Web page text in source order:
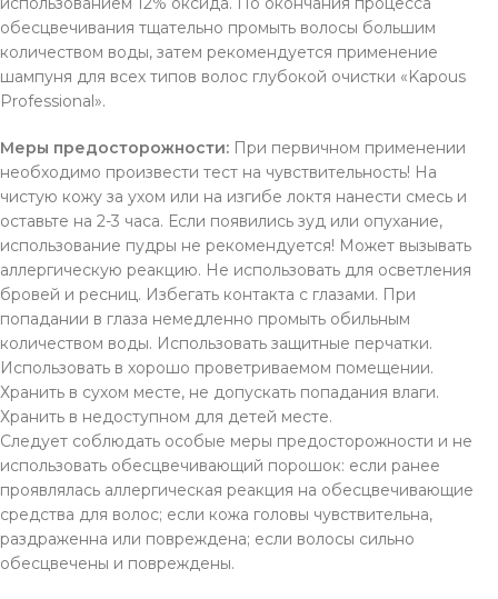
обесцвечивания тщательно промыть волосы большим
количеством воды, затем рекомендуется применение
шампуня для всех типов волос глубокой очистки «Kapous
Professional».
Меры предосторожности: При первичном применении
необходимо произвести тест на чувствительность! На
чистую кожу за ухом или на изгибе локтя нанести смесь и
оставьте на 2-3 часа. Если появились зуд или опухание,
использование пудры не рекомендуется! Может вызывать
аллергическую реакцию. Не использовать для осветления
бровей и ресниц. Избегать контакта с глазами. При
попадании в глаза немедленно промыть обильным
количеством воды. Использовать защитные перчатки.
Использовать в хорошо проветриваемом помещении.
Хранить в сухом месте, не допускать попадания влаги.
Хранить в недоступном для детей месте.
Следует соблюдать особые меры предосторожности и не
использовать обесцвечивающий порошок: если ранее
проявлялась аллергическая реакция на обесцвечивающие
средства для волос; если кожа головы чувствительна,
раздраженна или повреждена; если волосы сильно
обесцвечены и повреждены.